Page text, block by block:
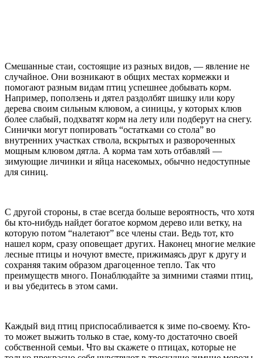
Смешанные стаи, состоящие из разных видов, — явление не
случайное. Они возникают в общих местах кормежки и
помогают разным видам птиц успешнее добывать корм.
Например, поползень и дятел раздолбят шишку или кору
дерева своим сильным клювом, а синицы, у которых клюв
более слабый, подхватят корм на лету или подберут на снегу.
Синички могут попировать “остатками со стола” во
внутренних участках ствола, вскрытых и развороченных
мощным клювом дятла. А корма там хоть отбавляй —
зимующие личинки и яйца насекомых, обычно недоступные
для синиц.
С другой стороны, в стае всегда больше вероятность, что хотя
бы кто-нибудь найдет богатое кормом дерево или ветку, на
которую потом “налетают” все члены стаи. Ведь тот, кто
нашел корм, сразу оповещает других. Наконец многие мелкие
лесные птицы и ночуют вместе, прижимаясь друг к другу и
сохраняя таким образом драгоценное тепло. Так что
преимуществ много. Понаблюдайте за зимними стаями птиц,
и вы убедитесь в этом сами.
Каждый вид птиц приспосабливается к зиме по-своему. Кто-
то может выжить только в стае, кому-то достаточно своей
собственной семьи. Что вы скажете о птицах, которые не